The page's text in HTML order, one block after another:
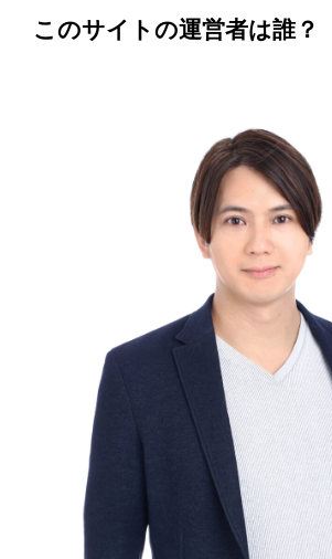
このサイトの運営者は誰？